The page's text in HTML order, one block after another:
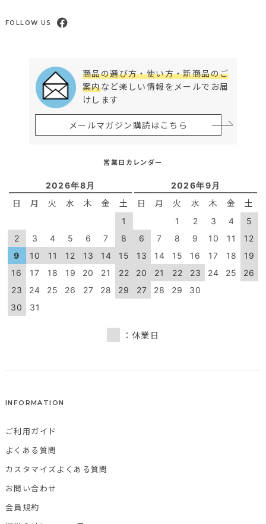
FOLLOW US
商品の選び方・使い方・新商品のご
案内など楽しい情報をメールでお届
けします
メールマガジン購読はこちら
営業日カレンダー
2026年8月
日 月 火 水 木 金 土
1
2
3 4 5 6 7
8
9
10 11 12 13 14
15
16
17 18 19 20 21
22
23
24 25 26 27 28
29
30
31
2026年9月
日 月 火 水 木 金 土
1 2 3 4
5
6
7 8 9 10 11
12
13
14 15 16 17 18
19
20
21 22 23 24 25
26
27
28 29 30
：休業日
INFORMATION
ご利用ガイド
よくある質問
カスタマイズよくある質問
お問い合わせ
会員規約